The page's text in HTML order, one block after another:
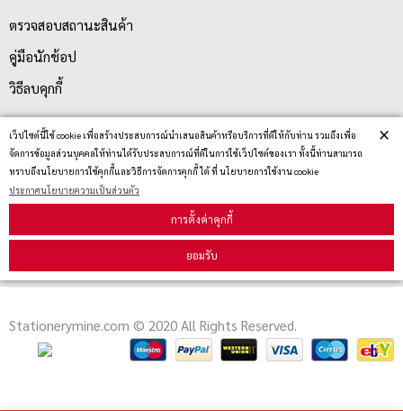
เว็ปไซต์นี้ใช้ cookie เพื่อสร้างประสบการณ์นำเสนอสินค้าหรือบริการที่ดีให้กับท่าน รวมถึงเพื่อ
จัดการข้อมูลส่วนบุคคลให้ท่านได้รับประสบการณ์ที่ดีในการใช้เว็ปไซต์ของเรา ทั้งนี้ท่านสามารถ
ทราบถึงนโยบายการใช้คุกกี้และวิธีการจัดการคุกกี้ ได้ ที่ นโยบายการใช้งาน cookie
ประกาศนโยบายความเป็นส่วนตัว
การตั้งค่าคุกกี้
ยอมรับ
×
ตรวจสอบสถานะสินค้า
คู่มือนักช้อป
วิธีลบคุกกี้
สมัครรับข่าวสาร
รับข่าวสาร
Stationerymine.com © 2020 All Rights Reserved.